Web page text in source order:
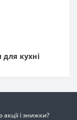
для кухні
і знижки?